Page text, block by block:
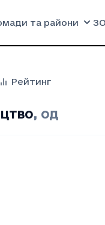
та райони
Рейтинг
, од